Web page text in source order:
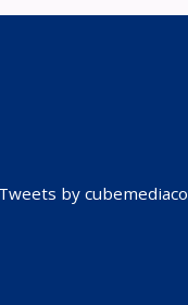
Tweets by cubemediaco